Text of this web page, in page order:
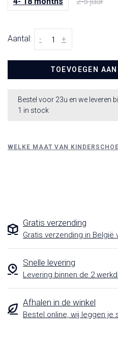
Aantal: +
-
TOEVOEGEN
Bestel voor 23u en we leveren
1 in stock
WELKE MAAT VAN
Gratis verzending
Gratis verzending in België
Snelle levering
Levering binnen de 2
Afhalen in de winkel
Bestel online, wij leggen je